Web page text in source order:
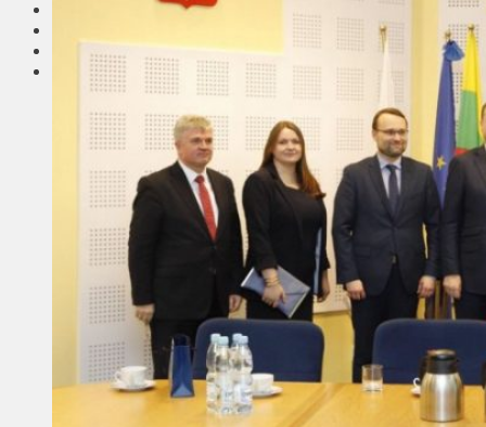
Культура
Больше
Фоторепортаж
Туризм
ЛК рекомендует
Сеньорам
Образование
Здравоохранение
Экология
Происшествия
Приграничье
Деньги
Визиты
Выборы
Агроновости
Едим дома
Ищу семью
Духовное пространство